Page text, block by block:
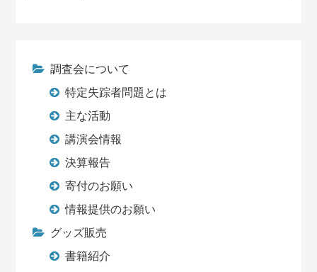
調査会について
特定失踪者問題とは
主な活動
講演会情報
決算報告
寄付のお願い
情報提供のお願い
グッズ販売
書籍紹介